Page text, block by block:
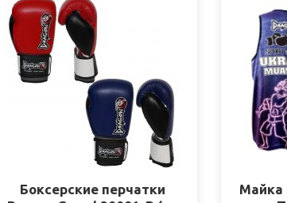
Боксерские перчатки
Майка